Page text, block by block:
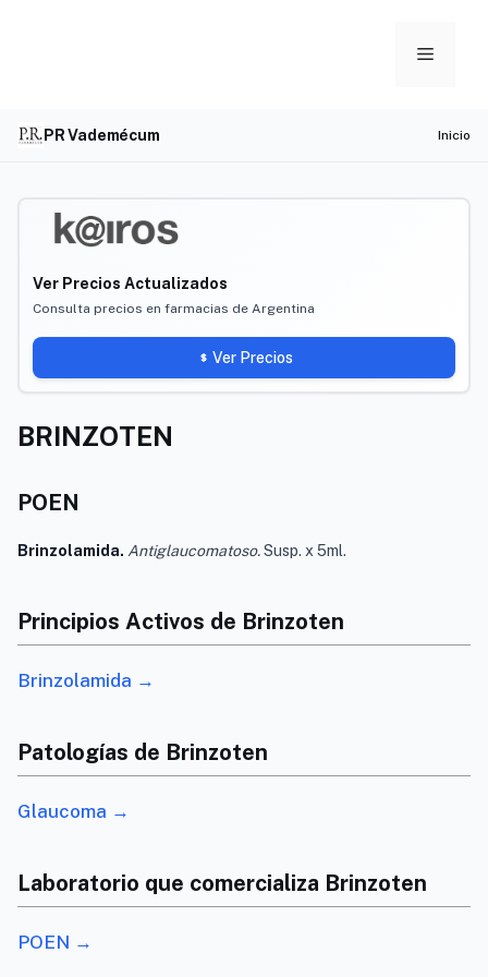
Menu
PR Vademécum Inicio
Ver Precios Actualizados
Consulta precios en farmacias de Argentina
Ver Precios
BRINZOTEN
POEN
Brinzolamida. Antiglaucomatoso.Susp. x 5ml.
Principios Activos de Brinzoten
Brinzolamida →
Patologías de Brinzoten
Glaucoma →
Laboratorio que comercializa Brinzoten
POEN →